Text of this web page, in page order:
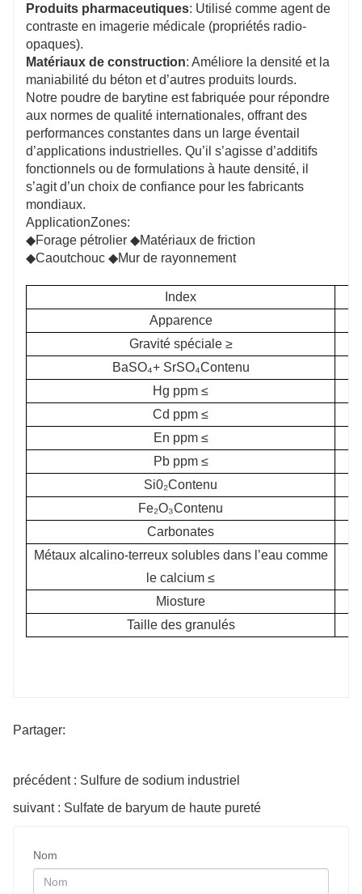
Produits pharmaceutiques: Utilisé comme agent de
contraste en imagerie médicale (propriétés radio-
opaques).
Matériaux de construction: Améliore la densité et la
maniabilité du béton et d’autres produits lourds.
Notre poudre de barytine est fabriquée pour répondre
aux normes de qualité internationales, offrant des
performances constantes dans un large éventail
d’applications industrielles. Qu’il s’agisse d’additifs
fonctionnels ou de formulations à haute densité, il
s’agit d’un choix de confiance pour les fabricants
mondiaux.
ApplicationZones:
◆Forage pétrolier ◆Matériaux de friction
◆Caoutchouc ◆Mur de rayonnement
Index
Apparence
Gravité spéciale ≥
BaSO₄+ SrSO₄Contenu
Hg ppm ≤
Cd ppm ≤
En ppm ≤
Pb ppm ≤
Si0₂Contenu
Fe₂O₃Contenu
Carbonates
Métaux alcalino-terreux solubles dans l’eau comme
le calcium ≤
Miosture
Taille des granulés
Partager:
précédent : Sulfure de sodium industriel
suivant : Sulfate de baryum de haute pureté
Nom